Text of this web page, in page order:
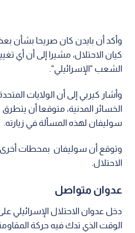
وأكد أن بايدن كان صريحا بشأن
كيان الاحتلال، مشيرا إلى أن أي
الشعب "الإسرائيلي".
وأشار كيربي إلى أن الولايات
الخسائر المدنية، متوقعا أن
سوليفان لهذه المسألة في زيارته.
وتوقع أن سوليفان بمحطات أخرى
الاحتلال.
عدوان متواصل
الوقت الذي تدك فيه حركة